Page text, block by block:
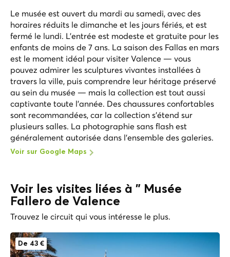
Le musée est ouvert du mardi au samedi, avec des
horaires réduits le dimanche et les jours fériés, et est
fermé le lundi. L'entrée est modeste et gratuite pour les
enfants de moins de 7 ans. La saison des Fallas en mars
est le moment idéal pour visiter Valence — vous
pouvez admirer les sculptures vivantes installées à
travers la ville, puis comprendre leur héritage préservé
au sein du musée — mais la collection est tout aussi
captivante toute l'année. Des chaussures confortables
sont recommandées, car la collection s'étend sur
plusieurs salles. La photographie sans flash est
généralement autorisée dans l'ensemble des galeries.
Voir sur Google Maps
Voir les visites liées à " Musée
Fallero de Valence
Trouvez le circuit qui vous intéresse le plus.
De 43 €